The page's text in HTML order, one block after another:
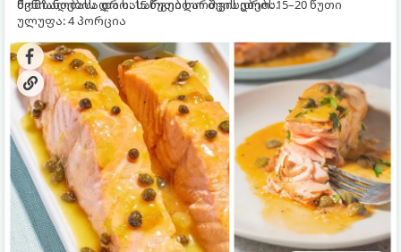
წვნიანობასა და სასარგებლო თვისებებს.
მომზადების დრო: 15 წუთი ხარშვის დრო: 15–20 წუთი
ულუფა: 4 პორცია